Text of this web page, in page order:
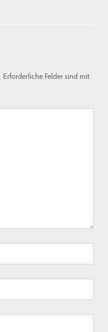
Erforderliche Felder sind mit